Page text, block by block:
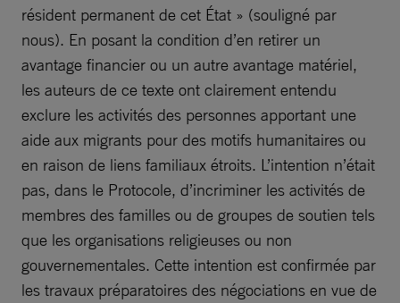
résident permanent de cet État » (souligné par
nous). En posant la condition d’en retirer un
avantage financier ou un autre avantage matériel,
les auteurs de ce texte ont clairement entendu
exclure les activités des personnes apportant une
aide aux migrants pour des motifs humanitaires ou
en raison de liens familiaux étroits. L’intention n’était
pas, dans le Protocole, d’incriminer les activités de
membres des familles ou de groupes de soutien tels
que les organisations religieuses ou non
gouvernementales. Cette intention est confirmée par
les travaux préparatoires des négociations en vue de